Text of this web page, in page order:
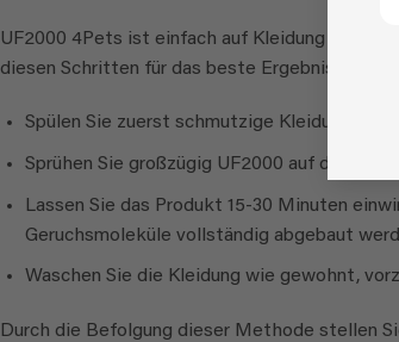
UF2000 4Pets ist einfach auf Kleidung zu
diesen Schritten für das beste Ergebnis:
Spülen Sie zuerst schmutzige Kleidung mit
Sprühen Sie großzügig UF2000 auf die
Lassen Sie das Produkt 15-30 Minuten
Geruchsmoleküle vollständig abgebaut
Waschen Sie die Kleidung wie gewohnt,
Durch die Befolgung dieser Methode stellen